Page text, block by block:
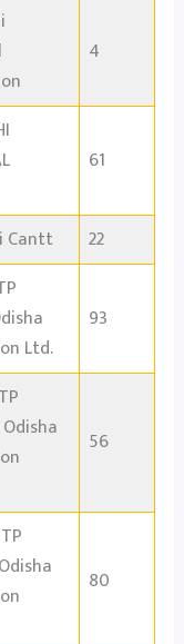
4
61
Cantt 22
Ltd.
93
56
80